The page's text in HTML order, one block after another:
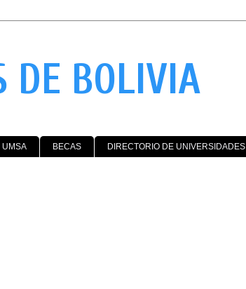
DE BOLIVIA
UMSA BECAS DIRECTORIO DE UNIVERSIDADES